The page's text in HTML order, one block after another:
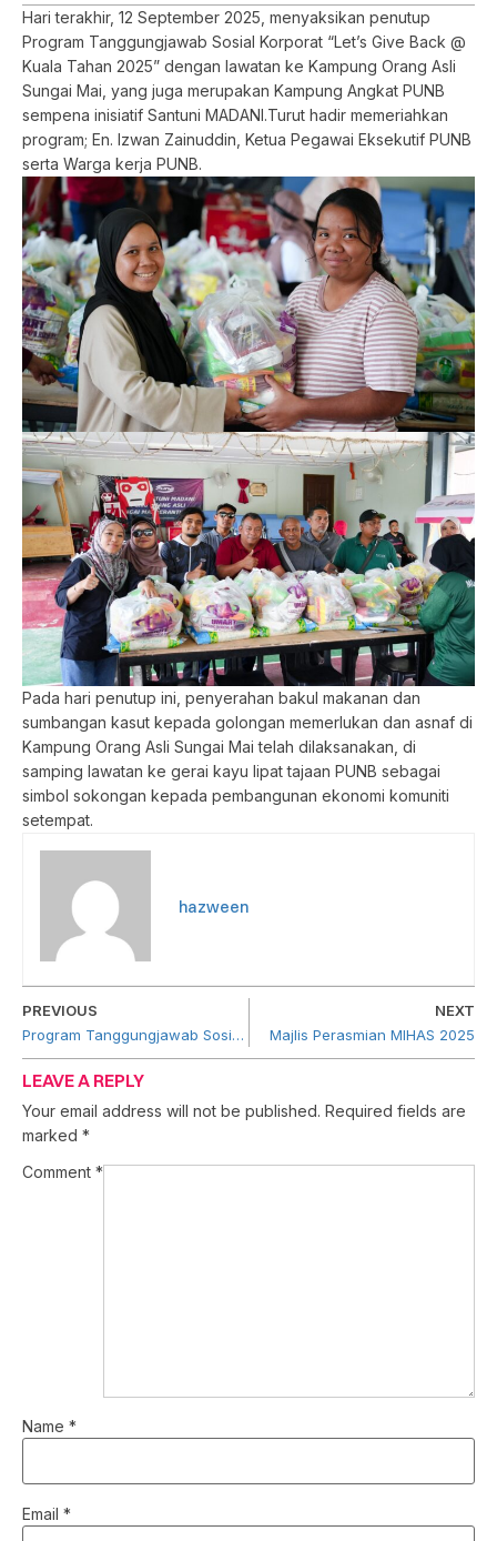
Hari terakhir, 12 September 2025, menyaksikan penutup
Program Tanggungjawab Sosial Korporat “Let’s Give Back @
Kuala Tahan 2025” dengan lawatan ke Kampung Orang Asli
Sungai Mai, yang juga merupakan Kampung Angkat PUNB
sempena inisiatif Santuni MADANI.Turut hadir memeriahkan
program; En. Izwan Zainuddin, Ketua Pegawai Eksekutif PUNB
serta Warga kerja PUNB.
Pada hari penutup ini, penyerahan bakul makanan dan
sumbangan kasut kepada golongan memerlukan dan asnaf di
Kampung Orang Asli Sungai Mai telah dilaksanakan, di
samping lawatan ke gerai kayu lipat tajaan PUNB sebagai
simbol sokongan kepada pembangunan ekonomi komuniti
setempat.
hazween
PREVIOUS
Program Tanggungjawab Sosial Korporat “Let’s Give Back @ Kuala Tahan 2025″
NEXT
Majlis Perasmian MIHAS 2025
LEAVE A REPLY
Your email address will not be published. Required fields are
marked *
Comment *
Name *
Email *